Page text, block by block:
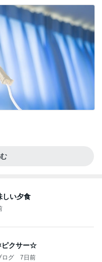
しい夕食
ピクサー☆
ログ 7日前